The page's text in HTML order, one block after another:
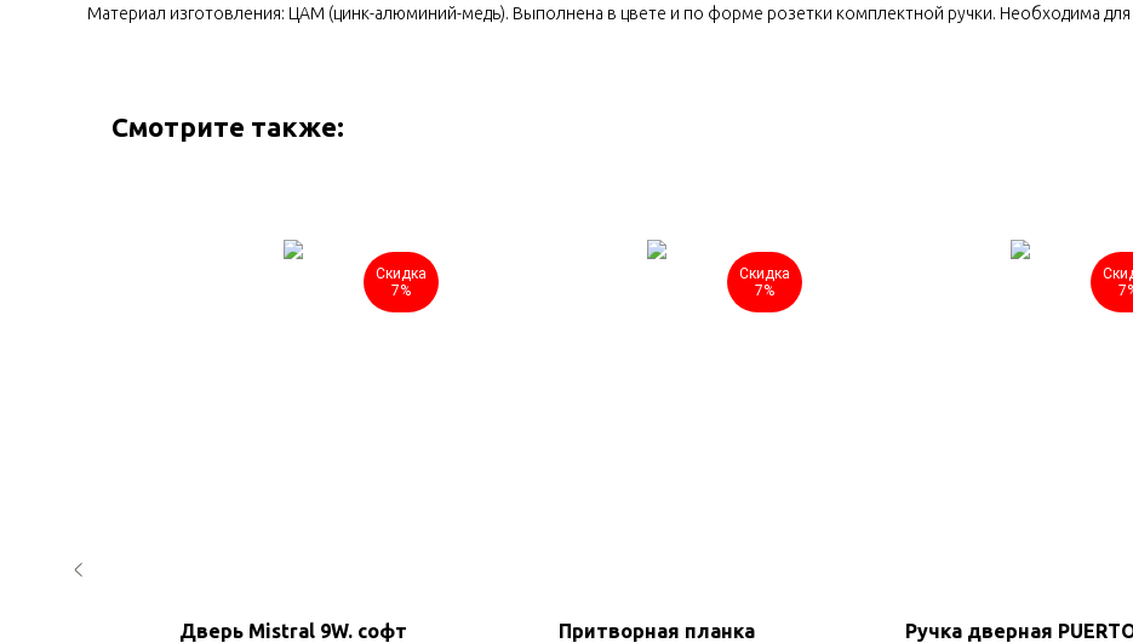
Материал изготовления: ЦАМ (цинк-алюминий-медь). Выполнена в цвете и по форме розетки комплектной ручки. Необходима
Смотрите также:
Скидка
7%
Дверь Mistral 9W. софт
Скидка
7%
Притворная планка Ручка дверная